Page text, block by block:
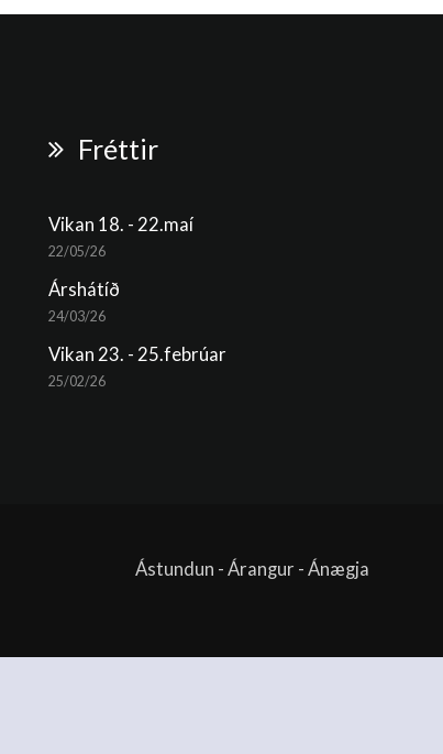
Fréttir
Vikan 18. - 22.maí
22/05/26
Árshátíð
24/03/26
Vikan 23. - 25.febrúar
25/02/26
Ástundun - Árangur - Ánægja